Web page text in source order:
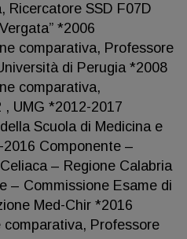
Ricercatore SSD F07D
*2006
comparativa, Professore
di Perugia *2008
comparativa,
, UMG *2012-2017
Scuola di Medicina e
2016 Componente –
– Regione Calabria
– Commissione Esame di
Med-Chir *2016
Professore